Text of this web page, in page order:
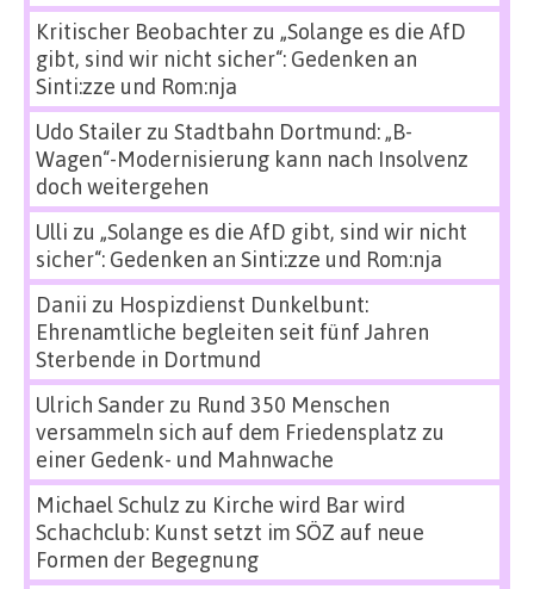
Kritischer Beobachterzu „Solange es die AfD
gibt, sind wir nicht sicher“: Gedenken an
Sinti:zze und Rom:nja
Udo Stailerzu Stadtbahn Dortmund: „B-
Wagen“-Modernisierung kann nach Insolvenz
doch weitergehen
Ulli zu „Solange es die AfD gibt, sind wir nicht
sicher“: Gedenken an Sinti:zze und Rom:nja
Danii zu Hospizdienst Dunkelbunt:
Ehrenamtliche begleiten seit fünf Jahren
Sterbende in Dortmund
Ulrich Sanderzu Rund 350 Menschen
versammeln sich auf dem Friedensplatz zu
einer Gedenk- und Mahnwache
Michael Schulz zu Kirche wird Bar wird
Schachclub: Kunst setzt im SÖZ auf neue
Formen der Begegnung